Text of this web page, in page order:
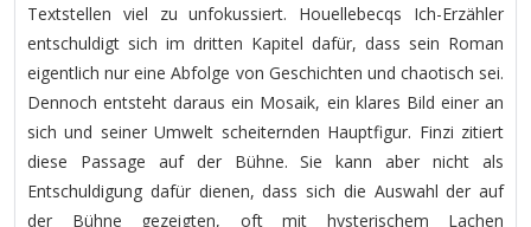
Textstellen viel zu unfokussiert. Houellebecqs Ich-Erzähler
entschuldigt sich im dritten Kapitel dafür, dass sein Roman
eigentlich nur eine Abfolge von Geschichten und chaotisch sei.
Dennoch entsteht daraus ein Mosaik, ein klares Bild einer an
sich und seiner Umwelt scheiternden Hauptfigur. Finzi zitiert
diese Passage auf der Bühne. Sie kann aber nicht als
Entschuldigung dafür dienen, dass sich die Auswahl der auf
der Bühne gezeigten, oft mit hysterischem Lachen